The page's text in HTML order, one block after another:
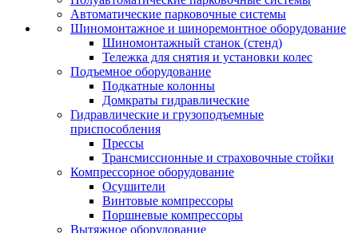
Автоматические парковочные системы
Шиномонтажное и шиноремонтное оборудование
Шиномонтажный станок (стенд)
Тележка для снятия и установки колес
Подъемное оборудование
Подкатные колонны
Домкраты гидравлические
Гидравлические и грузоподъемные
приспособления
Прессы
Трансмиссионные и страховочные стойки
Компрессорное оборудование
Осушители
Винтовые компрессоры
Поршневые компрессоры
Вытяжное оборудование